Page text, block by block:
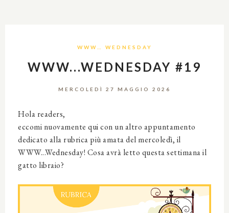
WWW… WEDNESDAY
WWW...WEDNESDAY #19
MERCOLEDÌ 27 MAGGIO 2026
Hola readers,
eccomi nuovamente qui con un altro appuntamento
dedicato alla rubrica più amata del mercoledì, il
WWW...Wednesday! Cosa avrà letto questa settimana il
gatto libraio?